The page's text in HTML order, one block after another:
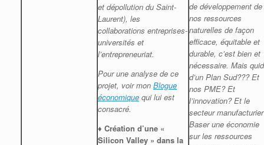
et dépollution du Saint-
Laurent), les
collaborations entreprises-
universités et
l’entrepreneuriat.
Pour une analyse de ce
projet, voir mon Blogue
économique qui lui est
consacré.
♦ Création d’une «
Silicon Valley » dans la
de développement de
nos ressources
naturelles de façon
efficace, équitable et
durable, c’est bien et
nécessaire. Mais quid
d’un Plan Sud??? Et
nos PME? Et
l’innovation? Et le
secteur
Baser une économie
sur les ressources